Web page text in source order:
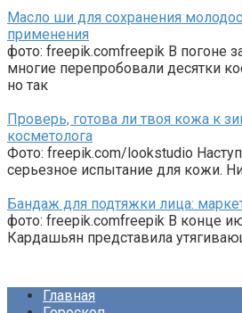
Масло ши для сохранения
применения
фото: freepik.comfreepik В погоне
многие перепробовали десятки
но так
Проверь, готова ли твоя кожа к
косметолога
Фото: freepik.com/lookstudio
серьезное испытание для кожи.
Бандаж для подтяжки лица:
фото: freepik.comfreepik В конце
Кардашьян представила
Главная